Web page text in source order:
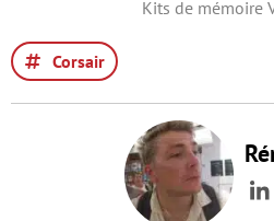
Kits de mémoire
Corsair